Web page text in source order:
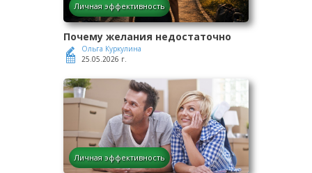
Личная эффективность
Почему желания недостаточно
Ольга Куркулина
25.05.2026 г.
Личная эффективность